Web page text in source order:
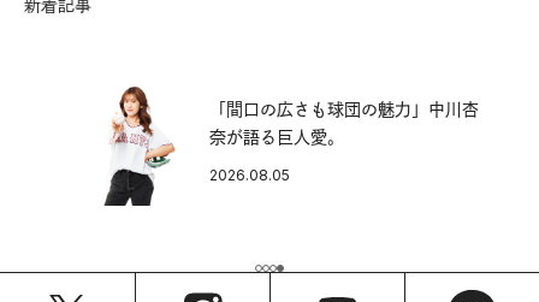
新着記事
「間口の広さも球団の魅力」中川杏
奈が語る巨人愛。
2026.08.05